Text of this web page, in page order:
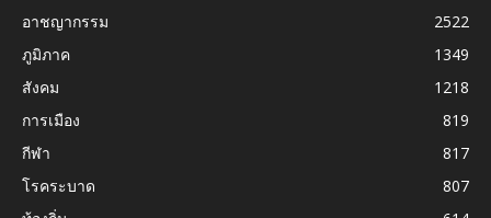
อาชญากรรม
2522
ภูมิภาค
1349
สังคม
1218
การเมือง
819
กีฬา
817
โรคระบาด
807